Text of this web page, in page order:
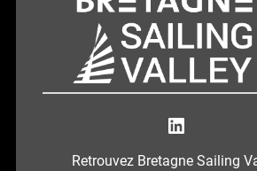
Bretagne Sailing Valley
Retrouvez Bretagne Sailing